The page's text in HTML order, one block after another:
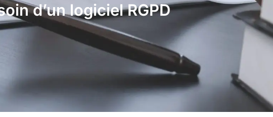
d’un logiciel RGPD